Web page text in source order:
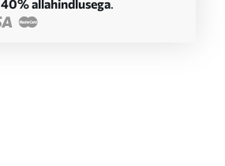
40% allahindlusega.